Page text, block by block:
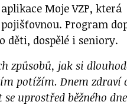
Moje VZP, která
Program
děti, dospělé i seniory.
způsobů, jak si
potížím. Dnem zdraví
uprostřed běžného